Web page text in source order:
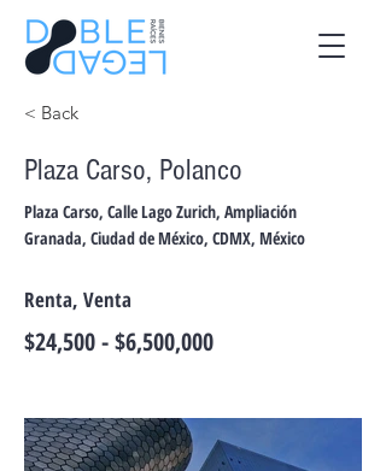
< Back
Plaza Carso, Polanco
Plaza Carso, Calle Lago Zurich, Ampliación
Granada, Ciudad de México, CDMX, México
Renta, Venta
$24,500 - $6,500,000